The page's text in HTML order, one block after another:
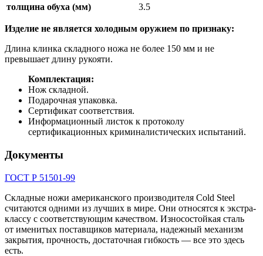
толщина обуха (мм)
3.5
Изделие не является холодным оружием по признаку:
Длина клинка складного ножа не более 150 мм и не
превышает длину рукояти.
Комплектация:
Нож складной.
Подарочная упаковка.
Сертификат соответствия.
Информационный листок к протоколу
сертификационных криминалистических испытаний.
Документы
ГОСТ Р 51501-99
Складные ножи американского производителя Cold Steel
считаются одними из лучших в мире. Они относятся к экстра-
классу с соответствующим качеством. Износостойкая сталь
от именитых поставщиков материала, надежный механизм
закрытия, прочность, достаточная гибкость — все это здесь
есть.